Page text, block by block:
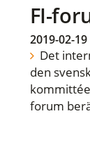
FI-
2019-02-19
Det
den
forum